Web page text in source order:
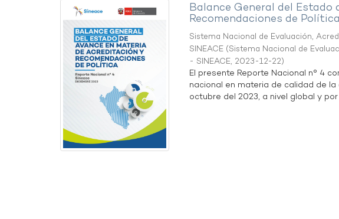
Balance General del Estado
Recomendaciones de
Sistema Nacional de Evaluación,
SINEACE (Sistema Nacional de
- SINEACE, 2023-12-22)
El presente Reporte Nacional n° 4
nacional en materia de calidad de
octubre del 2023, a nivel global y por